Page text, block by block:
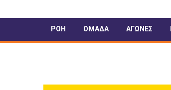
ΡΟΗ ΟΜΑΔΑ ΑΓΩΝΕΣ